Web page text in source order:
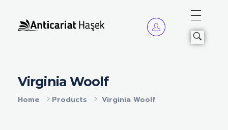
Home Products Virginia Woolf
Virginia Woolf